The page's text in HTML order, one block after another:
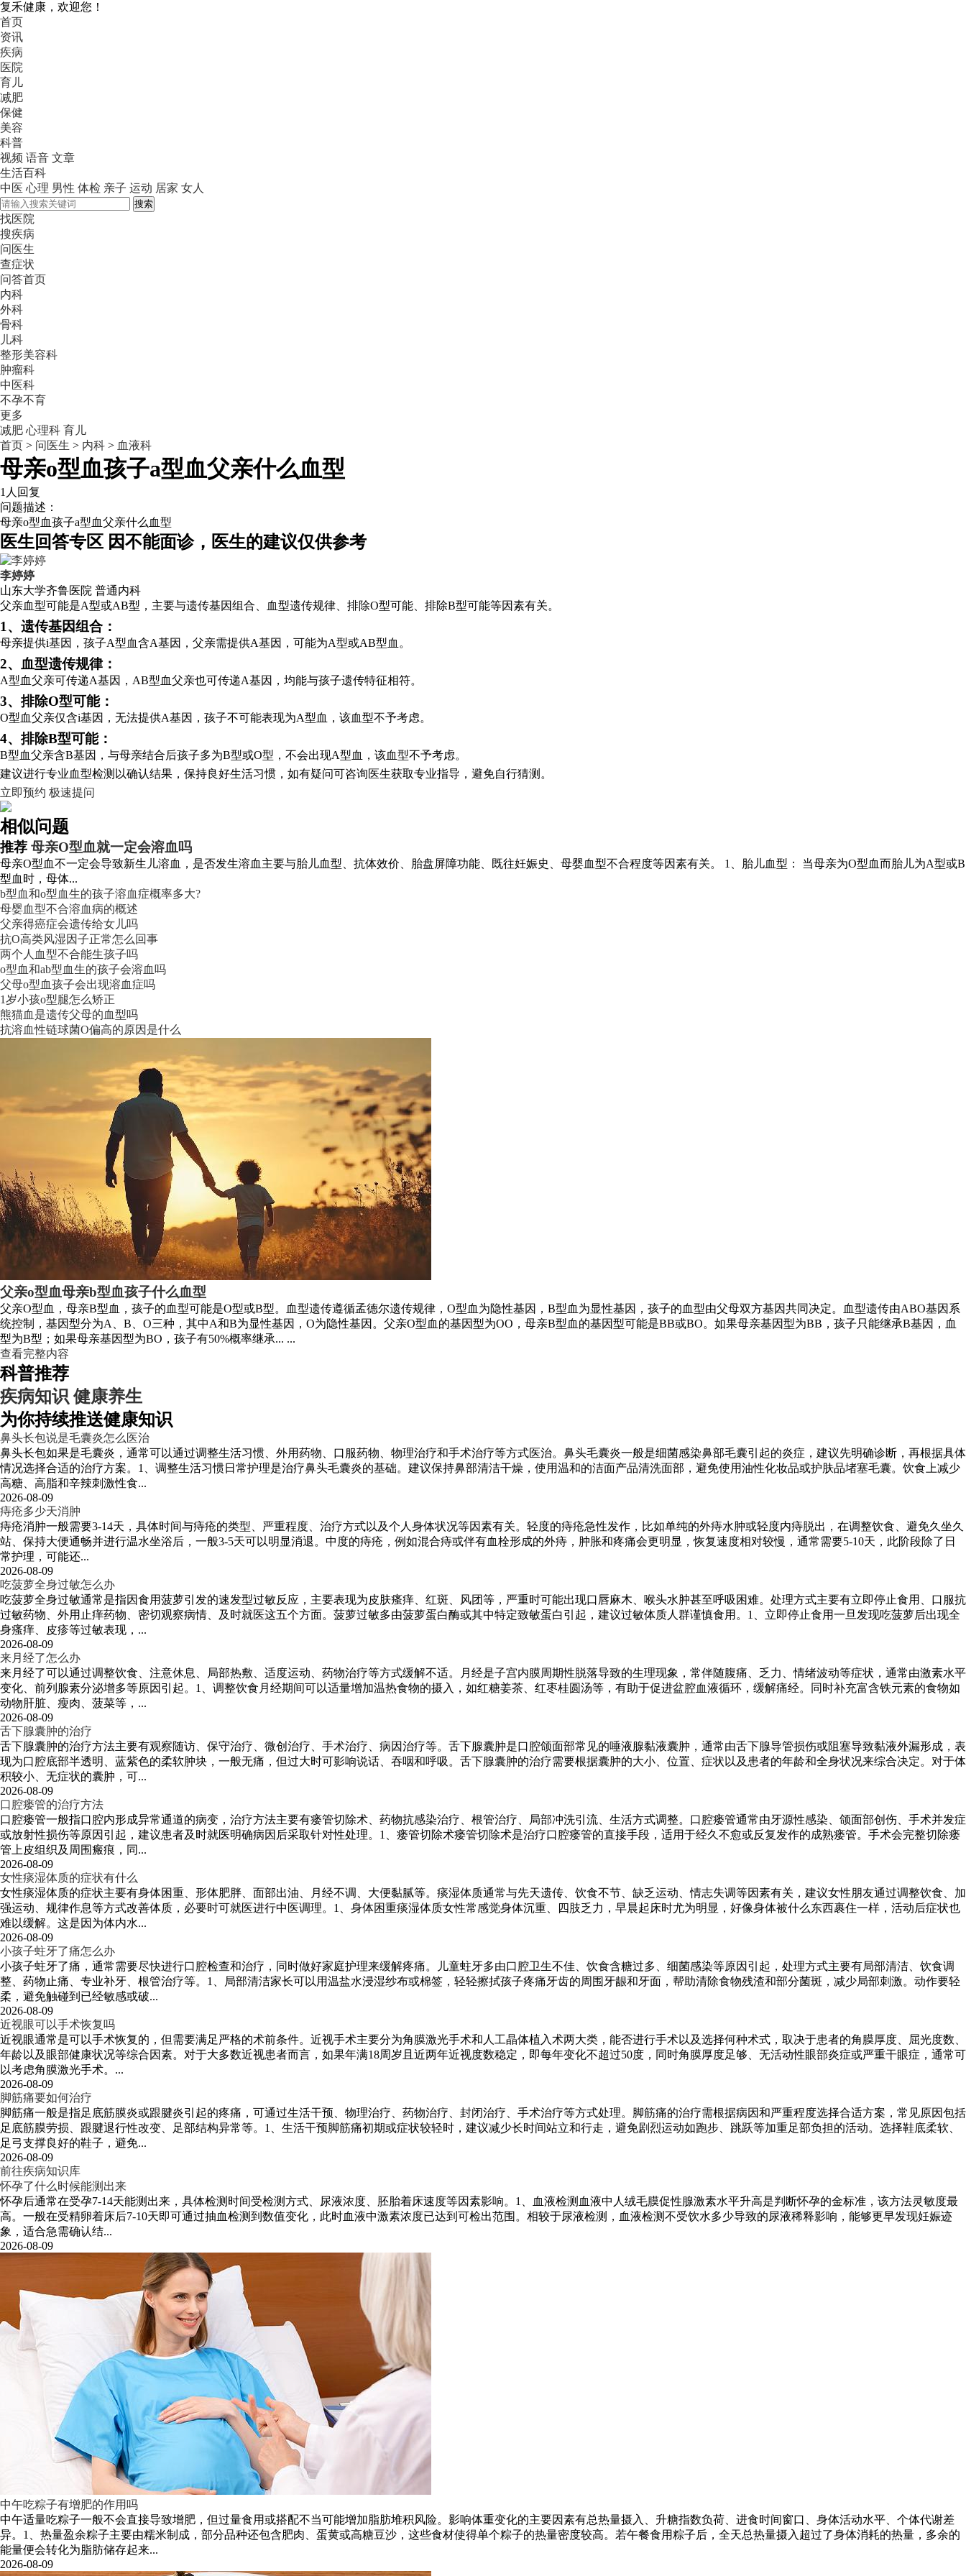
复禾健康，欢迎您！
首页
资讯
疾病
医院
育儿
减肥
保健
美容
科普
视频 语音 文章
生活百科
中医 心理 男性 体检 亲子 运动 居家 女人
搜索
找医院
搜疾病
问医生
查症状
问答首页
内科
外科
骨科
儿科
整形美容科
肿瘤科
中医科
不孕不育
更多
减肥 心理科 育儿
首页 > 问医生 > 内科 > 血液科
母亲o型血孩子a型血父亲什么血型
1人回复
问题描述：
母亲o型血孩子a型血父亲什么血型
医生回答专区 因不能面诊，医生的建议仅供参考
李婷婷
山东大学齐鲁医院 普通内科
父亲血型可能是A型或AB型，主要与遗传基因组合、血型遗传规律、排除O型可能、排除B型可能等因素有关。
1、遗传基因组合：
母亲提供i基因，孩子A型血含A基因，父亲需提供A基因，可能为A型或AB型血。
2、血型遗传规律：
A型血父亲可传递A基因，AB型血父亲也可传递A基因，均能与孩子遗传特征相符。
3、排除O型可能：
O型血父亲仅含i基因，无法提供A基因，孩子不可能表现为A型血，该血型不予考虑。
4、排除B型可能：
B型血父亲含B基因，与母亲结合后孩子多为B型或O型，不会出现A型血，该血型不予考虑。
建议进行专业血型检测以确认结果，保持良好生活习惯，如有疑问可咨询医生获取专业指导，避免自行猜测。
立即预约 极速提问
相似问题
推荐 母亲O型血就一定会溶血吗
母亲O型血不一定会导致新生儿溶血，是否发生溶血主要与胎儿血型、抗体效价、胎盘屏障功能、既往妊娠史、母婴血型不合程度等因素有关。 1、胎儿血型： 当母亲为O型血而胎儿为A型或B
型血时，母体...
b型血和o型血生的孩子溶血症概率多大?
母婴血型不合溶血病的概述
父亲得癌症会遗传给女儿吗
抗O高类风湿因子正常怎么回事
两个人血型不合能生孩子吗
o型血和ab型血生的孩子会溶血吗
父母o型血孩子会出现溶血症吗
1岁小孩o型腿怎么矫正
熊猫血是遗传父母的血型吗
抗溶血性链球菌O偏高的原因是什么
父亲o型血母亲b型血孩子什么血型
父亲O型血，母亲B型血，孩子的血型可能是O型或B型。血型遗传遵循孟德尔遗传规律，O型血为隐性基因，B型血为显性基因，孩子的血型由父母双方基因共同决定。血型遗传由ABO基因系
统控制，基因型分为A、B、O三种，其中A和B为显性基因，O为隐性基因。父亲O型血的基因型为OO，母亲B型血的基因型可能是BB或BO。如果母亲基因型为BB，孩子只能继承B基因，血
型为B型；如果母亲基因型为BO，孩子有50%概率继承... ...
查看完整内容
科普推荐
疾病知识 健康养生
为你持续推送健康知识
鼻头长包说是毛囊炎怎么医治
鼻头长包如果是毛囊炎，通常可以通过调整生活习惯、外用药物、口服药物、物理治疗和手术治疗等方式医治。鼻头毛囊炎一般是细菌感染鼻部毛囊引起的炎症，建议先明确诊断，再根据具体
情况选择合适的治疗方案。1、调整生活习惯日常护理是治疗鼻头毛囊炎的基础。建议保持鼻部清洁干燥，使用温和的洁面产品清洗面部，避免使用油性化妆品或护肤品堵塞毛囊。饮食上减少
高糖、高脂和辛辣刺激性食...
2026-08-09
痔疮多少天消肿
痔疮消肿一般需要3-14天，具体时间与痔疮的类型、严重程度、治疗方式以及个人身体状况等因素有关。轻度的痔疮急性发作，比如单纯的外痔水肿或轻度内痔脱出，在调整饮食、避免久坐久
站、保持大便通畅并进行温水坐浴后，一般3-5天可以明显消退。中度的痔疮，例如混合痔或伴有血栓形成的外痔，肿胀和疼痛会更明显，恢复速度相对较慢，通常需要5-10天，此阶段除了日
常护理，可能还...
2026-08-09
吃菠萝全身过敏怎么办
吃菠萝全身过敏通常是指因食用菠萝引发的速发型过敏反应，主要表现为皮肤瘙痒、红斑、风团等，严重时可能出现口唇麻木、喉头水肿甚至呼吸困难。处理方式主要有立即停止食用、口服抗
过敏药物、外用止痒药物、密切观察病情、及时就医这五个方面。菠萝过敏多由菠萝蛋白酶或其中特定致敏蛋白引起，建议过敏体质人群谨慎食用。1、立即停止食用一旦发现吃菠萝后出现全
身瘙痒、皮疹等过敏表现，...
2026-08-09
来月经了怎么办
来月经了可以通过调整饮食、注意休息、局部热敷、适度运动、药物治疗等方式缓解不适。月经是子宫内膜周期性脱落导致的生理现象，常伴随腹痛、乏力、情绪波动等症状，通常由激素水平
变化、前列腺素分泌增多等原因引起。1、调整饮食月经期间可以适量增加温热食物的摄入，如红糖姜茶、红枣桂圆汤等，有助于促进盆腔血液循环，缓解痛经。同时补充富含铁元素的食物如
动物肝脏、瘦肉、菠菜等，...
2026-08-09
舌下腺囊肿的治疗
舌下腺囊肿的治疗方法主要有观察随访、保守治疗、微创治疗、手术治疗、病因治疗等。舌下腺囊肿是口腔颌面部常见的唾液腺黏液囊肿，通常由舌下腺导管损伤或阻塞导致黏液外漏形成，表
现为口腔底部半透明、蓝紫色的柔软肿块，一般无痛，但过大时可影响说话、吞咽和呼吸。舌下腺囊肿的治疗需要根据囊肿的大小、位置、症状以及患者的年龄和全身状况来综合决定。对于体
积较小、无症状的囊肿，可...
2026-08-09
口腔瘘管的治疗方法
口腔瘘管一般指口腔内形成异常通道的病变，治疗方法主要有瘘管切除术、药物抗感染治疗、根管治疗、局部冲洗引流、生活方式调整。口腔瘘管通常由牙源性感染、颌面部创伤、手术并发症
或放射性损伤等原因引起，建议患者及时就医明确病因后采取针对性处理。1、瘘管切除术瘘管切除术是治疗口腔瘘管的直接手段，适用于经久不愈或反复发作的成熟瘘管。手术会完整切除瘘
管上皮组织及周围瘢痕，同...
2026-08-09
女性痰湿体质的症状有什么
女性痰湿体质的症状主要有身体困重、形体肥胖、面部出油、月经不调、大便黏腻等。痰湿体质通常与先天遗传、饮食不节、缺乏运动、情志失调等因素有关，建议女性朋友通过调整饮食、加
强运动、规律作息等方式改善体质，必要时可就医进行中医调理。1、身体困重痰湿体质女性常感觉身体沉重、四肢乏力，早晨起床时尤为明显，好像身体被什么东西裹住一样，活动后症状也
难以缓解。这是因为体内水...
2026-08-09
小孩子蛀牙了痛怎么办
小孩子蛀牙了痛，通常需要尽快进行口腔检查和治疗，同时做好家庭护理来缓解疼痛。儿童蛀牙多由口腔卫生不佳、饮食含糖过多、细菌感染等原因引起，处理方式主要有局部清洁、饮食调
整、药物止痛、专业补牙、根管治疗等。1、局部清洁家长可以用温盐水浸湿纱布或棉签，轻轻擦拭孩子疼痛牙齿的周围牙龈和牙面，帮助清除食物残渣和部分菌斑，减少局部刺激。动作要轻
柔，避免触碰到已经敏感或破...
2026-08-09
近视眼可以手术恢复吗
近视眼通常是可以手术恢复的，但需要满足严格的术前条件。近视手术主要分为角膜激光手术和人工晶体植入术两大类，能否进行手术以及选择何种术式，取决于患者的角膜厚度、屈光度数、
年龄以及眼部健康状况等综合因素。对于大多数近视患者而言，如果年满18周岁且近两年近视度数稳定，即每年变化不超过50度，同时角膜厚度足够、无活动性眼部炎症或严重干眼症，通常可
以考虑角膜激光手术。...
2026-08-09
脚筋痛要如何治疗
脚筋痛一般是指足底筋膜炎或跟腱炎引起的疼痛，可通过生活干预、物理治疗、药物治疗、封闭治疗、手术治疗等方式处理。脚筋痛的治疗需根据病因和严重程度选择合适方案，常见原因包括
足底筋膜劳损、跟腱退行性改变、足部结构异常等。1、生活干预脚筋痛初期或症状较轻时，建议减少长时间站立和行走，避免剧烈运动如跑步、跳跃等加重足部负担的活动。选择鞋底柔软、
足弓支撑良好的鞋子，避免...
2026-08-09
前往疾病知识库
怀孕了什么时候能测出来
怀孕后通常在受孕7-14天能测出来，具体检测时间受检测方式、尿液浓度、胚胎着床速度等因素影响。1、血液检测血液中人绒毛膜促性腺激素水平升高是判断怀孕的金标准，该方法灵敏度最
高。一般在受精卵着床后7-10天即可通过抽血检测到数值变化，此时血液中激素浓度已达到可检出范围。相较于尿液检测，血液检测不受饮水多少导致的尿液稀释影响，能够更早发现妊娠迹
象，适合急需确认结...
2026-08-09
中午吃粽子有增肥的作用吗
中午适量吃粽子一般不会直接导致增肥，但过量食用或搭配不当可能增加脂肪堆积风险。影响体重变化的主要因素有总热量摄入、升糖指数负荷、进食时间窗口、身体活动水平、个体代谢差
异。1、热量盈余粽子主要由糯米制成，部分品种还包含肥肉、蛋黄或高糖豆沙，这些食材使得单个粽子的热量密度较高。若午餐食用粽子后，全天总热量摄入超过了身体消耗的热量，多余的
能量便会转化为脂肪储存起来...
2026-08-09